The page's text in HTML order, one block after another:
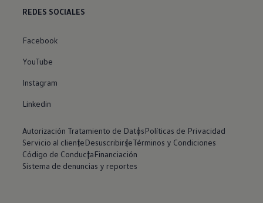
REDES SOCIALES
Facebook
YouTube
Instagram
Linkedin
Autorización Tratamiento de DatosPolíticas de Privacidad
Servicio al clienteDesuscribirseTérminos y Condiciones
Código de ConductaFinanciación
Sistema de denuncias y reportes